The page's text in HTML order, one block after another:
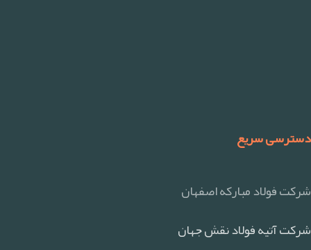
دسترسی سریع
شرکت فولاد مبارکه اصفهان
شرکت آتیه فولاد نقش جهان